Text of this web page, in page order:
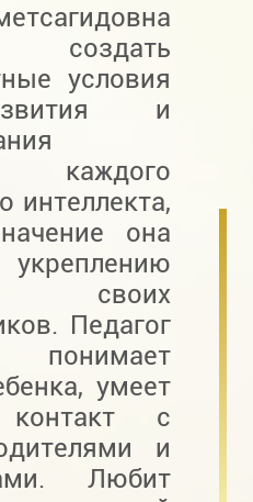
создать
условия
и
каждого
интеллекта,
она
своих
Педагог
понимает
умеет
контакт с
и
Любит